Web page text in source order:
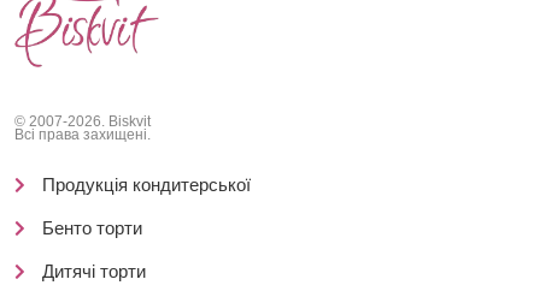
© 2007-2026. Biskvit
Всі права захищені.
Продукція кондитерської
Бенто торти
Дитячі торти